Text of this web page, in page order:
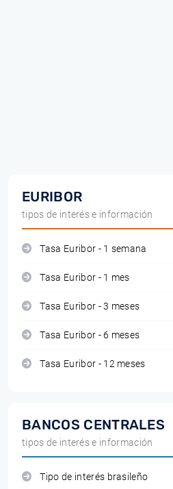
EURIBOR
tipos de interés e información
Tasa Euribor - 1 semana
Tasa Euribor - 1 mes
Tasa Euribor - 3 meses
Tasa Euribor - 6 meses
Tasa Euribor - 12 meses
BANCOS CENTRALES
tipos de interés e información
Tipo de interés brasileño